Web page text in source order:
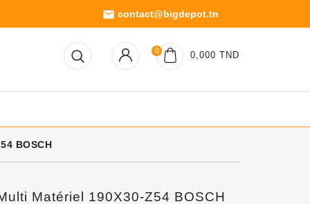
email contact@bigdepot.tn
0 0,000 TND
BOSCH
Matériel 190X30-Z54 BOSCH